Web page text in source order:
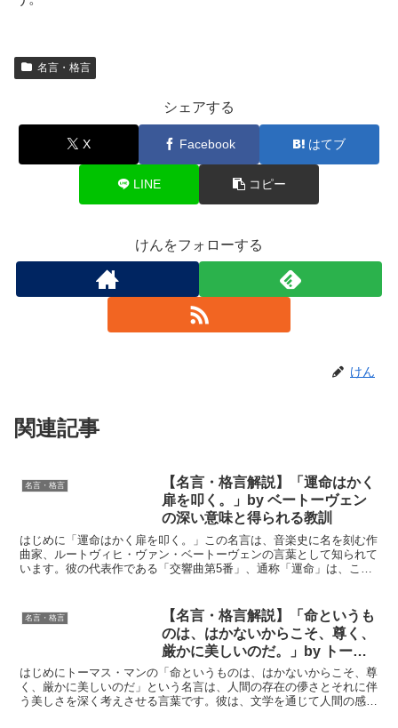
名言・格言
シェアする
X Facebook はてブ
LINE コピー
けんをフォローする
けん
関連記事
名言・格言
【名言・格言解説】「運命はかく
扉を叩く。」by ベートーヴェン
の深い意味と得られる教訓
はじめに「運命はかく扉を叩く。」この名言は、音楽史に名を刻む作
曲家、ルートヴィヒ・ヴァン・ベートーヴェンの言葉として知られて
います。彼の代表作である「交響曲第5番」、通称「運命」は、この
名言・格言
【名言・格言解説】「命というも
のは、はかないからこそ、尊く、
厳かに美しいのだ。」by トーマ
ス・マンの深い意味と得られる教
訓
はじめにトーマス・マンの「命というものは、はかないからこそ、尊
く、厳かに美しいのだ」という名言は、人間の存在の儚さとそれに伴
う美しさを深く考えさせる言葉です。彼は、文学を通じて人間の感情